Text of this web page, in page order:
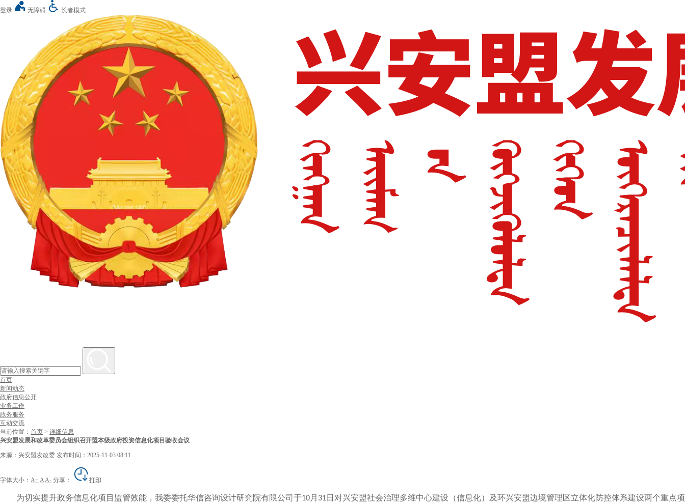
登录 无障碍 长者模式
首页
新闻动态
政府信息公开
业务工作
政务服务
互动交流
当前位置： 首页 > 详细信息
兴安盟发展和改革委员会组织召开盟本级政府投资信息化项目验收会议
来源：兴安盟发改委 发布时间：2025-11-03 08:11
字体大小： A+ AA- 分享： 打印
为切实提升政务信息化项目监管效能， 我委委托华信咨询设计研究院有限公司于10月 31日对兴安盟社会治理多维中心建设（信息化）及环兴安盟边境管理区立体化防控体系建设两个重点项